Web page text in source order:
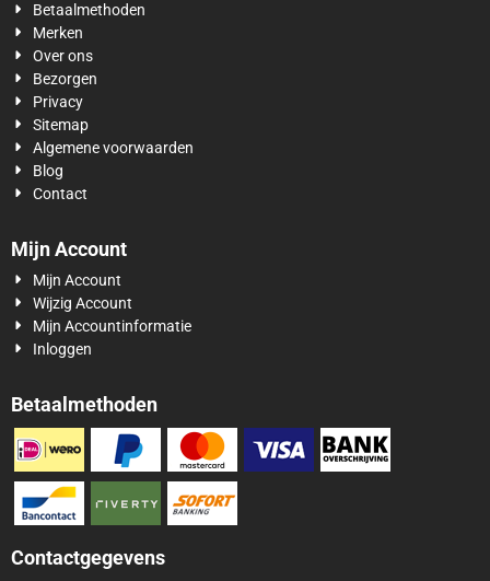
Betaalmethoden
Merken
Over ons
Bezorgen
Privacy
Sitemap
Algemene voorwaarden
Blog
Contact
Mijn Account
Mijn Account
Wijzig Account
Mijn Accountinformatie
Inloggen
Betaalmethoden
Contactgegevens